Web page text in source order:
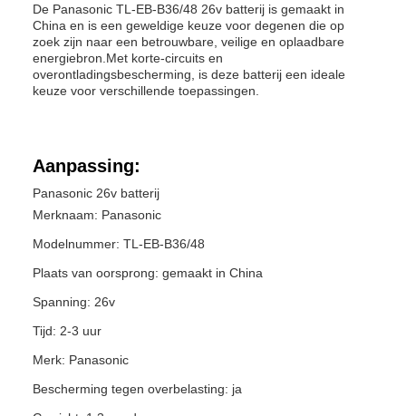
De Panasonic TL-EB-B36/48 26v batterij is gemaakt in
China en is een geweldige keuze voor degenen die op
zoek zijn naar een betrouwbare, veilige en oplaadbare
energiebron.Met korte-circuits en
overontladingsbescherming, is deze batterij een ideale
keuze voor verschillende toepassingen.
Aanpassing:
Panasonic 26v batterij
Merknaam: Panasonic
Modelnummer: TL-EB-B36/48
Plaats van oorsprong: gemaakt in China
Spanning: 26v
Tijd: 2-3 uur
Merk: Panasonic
Bescherming tegen overbelasting: ja